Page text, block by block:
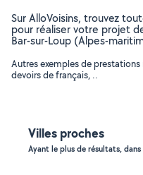
Sur AlloVoisins, trouvez
pour réaliser votre projet
Bar-sur-Loup (Alpes-
Autres exemples de
devoirs de français, ..
Villes proches
Ayant le plus de résultats,